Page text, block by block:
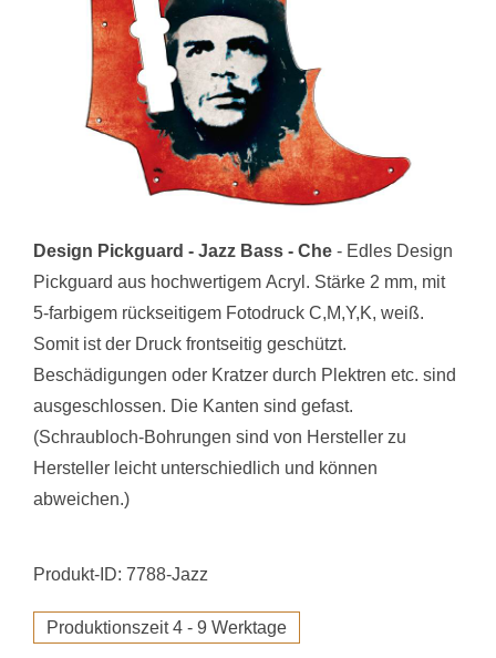
Design Pickguard - Jazz Bass - Che - Edles Design
Pickguard aus hochwertigem Acryl. Stärke 2 mm, mit
5-farbigem rückseitigem Fotodruck C,M,Y,K, weiß.
Somit ist der Druck frontseitig geschützt.
Beschädigungen oder Kratzer durch Plektren etc. sind
ausgeschlossen. Die Kanten sind gefast.
(Schraubloch-Bohrungen sind von Hersteller zu
Hersteller leicht unterschiedlich und können
abweichen.)
Produkt-ID: 7788-Jazz
Produktionszeit 4 - 9 Werktage